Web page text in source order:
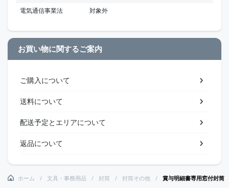
電気通信事業法
対象外
お買い物に関するご案内
ご購入について
送料について
配送予定とエリアについて
返品について
ホーム 文具・事務用品 封筒 封筒その他 賞与明細書専用窓付封筒